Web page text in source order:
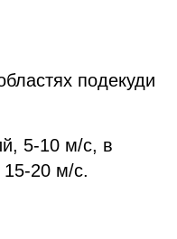
подекуди
5-10 м/с, в
15-20 м/с.